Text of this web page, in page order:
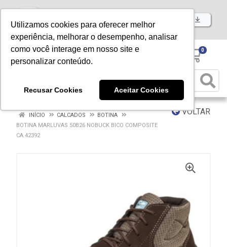
Utilizamos cookies para oferecer melhor
experiência, melhorar o desempenho, analisar
como você interage em nosso site e
personalizar conteúdo.
Recusar Cookies Aceitar Cookies
Baixe já nosso APP
0
VOLTAR
INÍCIO CALCADOS
BOTINA
BOTINA MARLUVAS 50B26 NOBUCK BICO COMPOSITE
CA 42392